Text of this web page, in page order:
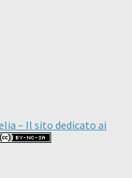
– Il sito dedicato ai